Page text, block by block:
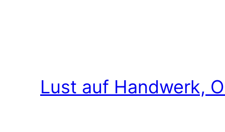
Lust auf Handwerk,